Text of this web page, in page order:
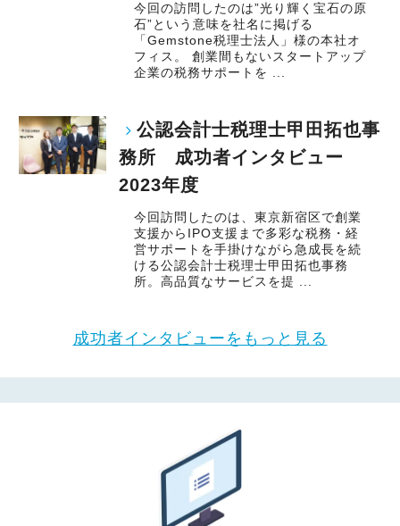
今回の訪問したのは”光り輝く宝石の原
石”という意味を社名に掲げる
「Gemstone税理士法人」様の本社オ
フィス。 創業間もないスタートアップ
企業の税務サポートを ...
公認会計士税理士甲田拓也事
務所 成功者インタビュー
2023年度
今回訪問したのは、東京新宿区で創業
支援からIPO支援まで多彩な税務・経
営サポートを手掛けながら急成長を続
ける公認会計士税理士甲田拓也事務
所。高品質なサービスを提 ...
成功者インタビューをもっと見る